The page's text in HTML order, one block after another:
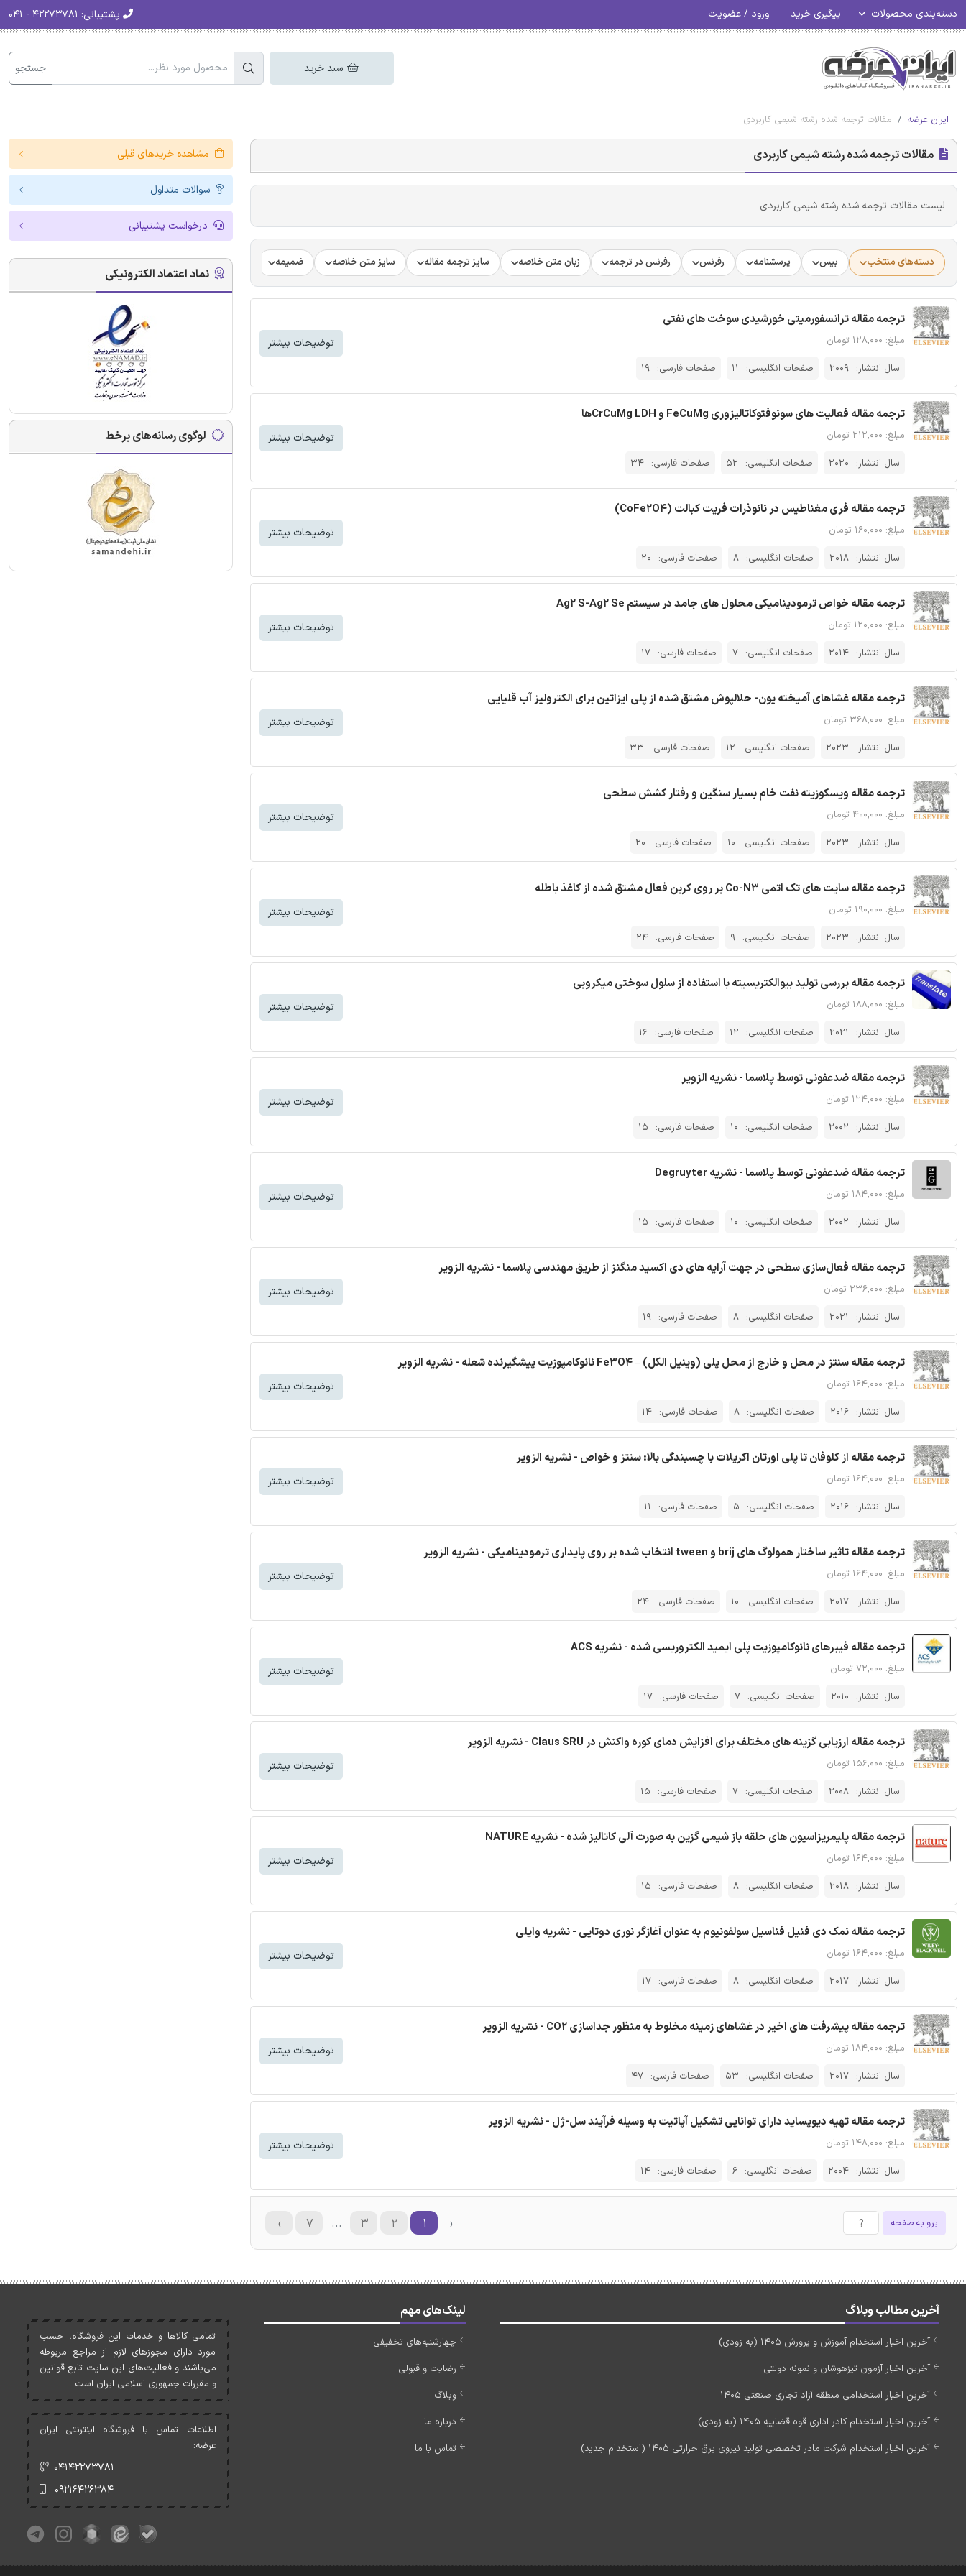
دسته‌بندی محصولات پیگیری خرید ورود / عضویت پشتیبانی:
سبد خرید جستجو
ایران عرضه مقالات ترجمه شده رشته شیمی کاربردی
مقالات ترجمه شده رشته شیمی کاربردی
لیست مقالات ترجمه شده رشته شیمی کاربردی
دسته‌های منتخب بیس پرسشنامه رفرنس رفرنس در ترجمه زبان متن خلاصه سایز ترجمه مقاله سایز متن خلاصه ضمیمه فرضیه فرمت ترجمه مقاله فرمت مقاله انگلیسی
ترجمه مقاله ترانسفورمیتی خورشیدی سوخت های نفتی
مبلغ: ۱۲۸,۰۰۰ تومان
سال انتشار: 2009 صفحات انگلیسی: 11 صفحات فارسی: 19
توضیحات بیشتر
ترجمه مقاله فعالیت های سونوفتوکاتالیزوری FeCuMg و CrCuMg LDHها
مبلغ: ۲۱۲,۰۰۰ تومان
سال انتشار: 2020 صفحات انگلیسی: 52 صفحات فارسی: 34
توضیحات بیشتر
ترجمه مقاله فری مغناطیس در نانوذرات فریت کبالت (CoFe2O4)
مبلغ: ۱۶۰,۰۰۰ تومان
سال انتشار: 2018 صفحات انگلیسی: 8 صفحات فارسی: 20
توضیحات بیشتر
ترجمه مقاله خواص ترمودینامیکی محلول های جامد در سیستم Ag2 S-Ag2 Se
مبلغ: ۱۲۰,۰۰۰ تومان
سال انتشار: 2014 صفحات انگلیسی: 7 صفحات فارسی: 17
توضیحات بیشتر
ترجمه مقاله غشاهای آمیخته یون- حلالپوش مشتق شده از پلی ایزاتین برای الکترولیز آب قلیایی
مبلغ: ۳۶۸,۰۰۰ تومان
سال انتشار: 2023 صفحات انگلیسی: 12 صفحات فارسی: 33
توضیحات بیشتر
ترجمه مقاله ویسکوزیته نفت خام بسیار سنگین و رفتار کشش سطحی
مبلغ: ۴۰۰,۰۰۰ تومان
سال انتشار: 2023 صفحات انگلیسی: 10 صفحات فارسی: 20
توضیحات بیشتر
ترجمه مقاله سایت های تک اتمی Co-N3 بر روی کربن فعال مشتق شده از کاغذ باطله
مبلغ: ۱۹۰,۰۰۰ تومان
سال انتشار: 2023 صفحات انگلیسی: 9 صفحات فارسی: 24
توضیحات بیشتر
ترجمه مقاله بررسی تولید بیوالکتریسیته با استفاده از سلول سوختی میکروبی
مبلغ: ۱۸۸,۰۰۰ تومان
سال انتشار:
2021 صفحات انگلیسی: 12 صفحات فارسی: 16
توضیحات بیشتر
ترجمه مقاله ضدعفونی توسط پلاسما - نشریه الزویر
مبلغ: ۱۲۴,۰۰۰ تومان
سال انتشار: 2002 صفحات انگلیسی: 10 صفحات فارسی: 15
توضیحات بیشتر
ترجمه مقاله ضدعفونی توسط پلاسما - نشریه Degruyter
مبلغ: ۱۸۴,۰۰۰ تومان
سال انتشار: 2002 صفحات انگلیسی: 10 صفحات فارسی: 15
توضیحات بیشتر
ترجمه مقاله فعال‌سازی سطحی در جهت آرایه های دی اکسید منگنز از طریق مهندسی پلاسما - نشریه الزویر
مبلغ: ۲۳۶,۰۰۰ تومان
سال انتشار:
2021 صفحات انگلیسی: 8 صفحات فارسی: 19
توضیحات بیشتر
ترجمه مقاله سنتز در محل و خارج از محل پلی (وینیل الکل) – Fe3O4 نانوکامپوزیت پیشگیرنده شعله - نشریه الزویر
مبلغ: ۱۶۴,۰۰۰ تومان
سال انتشار: 2016 صفحات انگلیسی: 8 صفحات فارسی: 14
توضیحات بیشتر
ترجمه مقاله از کلوفان تا پلی اورتان اکریلات با چسبندگی بالا: سنتز و خواص - نشریه الزویر
مبلغ: ۱۶۴,۰۰۰ تومان
سال انتشار: 2016 صفحات انگلیسی: 5 صفحات فارسی: 11
توضیحات بیشتر
ترجمه مقاله تاثیر ساختار همولوگ های brij و tween انتخاب شده بر روی پایداری ترمودینامیکی - نشریه الزویر
مبلغ: ۱۶۴,۰۰۰ تومان
سال انتشار: 2017 صفحات انگلیسی: 10 صفحات فارسی: 24
توضیحات بیشتر
ترجمه مقاله فیبرهای نانوکامپوزیت پلی ایمید الکتروریسی شده - نشریه ACS
مبلغ: ۷۲,۰۰۰ تومان
سال انتشار: 2010 صفحات انگلیسی: 7 صفحات فارسی: 17
توضیحات بیشتر
ترجمه مقاله ارزیابی گزینه های مختلف برای افزایش دمای کوره واکنش در Claus SRU - نشریه الزویر
مبلغ: ۱۵۶,۰۰۰ تومان
سال انتشار: 2008 صفحات انگلیسی: 7 صفحات فارسی: 15
توضیحات بیشتر
ترجمه مقاله پلیمریزاسیون های حلقه باز شیمی گزین به صورت آلی کاتالیز شده - نشریه NATURE
مبلغ: ۱۶۴,۰۰۰ تومان
سال انتشار: 2018 صفحات انگلیسی: 8 صفحات فارسی: 15
توضیحات بیشتر
ترجمه مقاله نمک دی فنیل فناسیل سولفونیوم به عنوان آغازگر نوری دوتایی - نشریه وایلی
مبلغ: ۱۶۴,۰۰۰ تومان
سال انتشار: 2017 صفحات انگلیسی: 8 صفحات فارسی: 17
توضیحات بیشتر
ترجمه مقاله پیشرفت های اخیر در غشاهای زمینه مخلوط به منظور جداسازی CO2 - نشریه الزویر
مبلغ: ۱۸۴,۰۰۰ تومان
سال انتشار: 2017 صفحات انگلیسی: 53 صفحات فارسی: 47
توضیحات بیشتر
ترجمه مقاله تهیه دیوپساید دارای توانایی تشکیل آپاتیت به وسیله فرآیند سل-ژل - نشریه الزویر
مبلغ: ۱۴۸,۰۰۰ تومان
سال انتشار: 2004 صفحات انگلیسی: 6 صفحات فارسی: 14
توضیحات بیشتر
برو به صفحه ‹ ۱ ۲ ۳ ... ۷ ›
مشاهده خریدهای قبلی
سوالات متداول
درخواست پشتیبانی
نماد اعتماد الکترونیکی
لوگوی رسانه‌های برخط
آخرین مطالب وبلاگ
آخرین اخبار استخدام آموزش و پرورش 1405 (به زودی)
آخرین اخبار آزمون تیزهوشان و نمونه دولتی
آخرین اخبار استخدامی منطقه آزاد تجاری صنعتی 1405
آخرین اخبار استخدام کادر اداری قوه قضاییه 1405 (به زودی)
آخرین اخبار استخدام شرکت مادر تخصصی تولید نیروی برق حرارتی 1405 (استخدام جدید)
لینک‌های مهم
چهارشنبه‌های تخفیفی
رضایت و قبولی
وبلاگ
درباره ما
تماس با ما
تمامی کالاها و خدمات اين فروشگاه، حسب
مورد دارای مجوزهای لازم از مراجع مربوطه
می‌باشند و فعاليت‌های اين سايت تابع قوانين
و مقررات جمهوری اسلامی ايران است.
اطلاعات تماس با فروشگاه اینترنتی ایران
عرضه:
۰۴۱۴۲۲۷۳۷۸۱
۰۹۲۱۶۴۲۶۳۸۴